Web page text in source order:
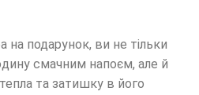
подарунок, ви не тільки
смачним напоєм, але й
та затишку в його